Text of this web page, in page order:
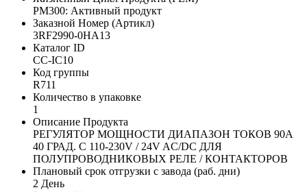
PM300: Активный продукт
Заказной Номер (Артикл)
3RF2990-0HA13
Каталог ID
CC-IC10
Код группы
R711
Количество в упаковке
1
Описание Продукта
РЕГУЛЯТОР МОЩНОСТИ ДИАПАЗОН ТОКОВ 90A
40 ГРАД. C 110-230V / 24V AC/DC ДЛЯ
ПОЛУПРОВОДНИКОВЫХ РЕЛЕ / КОНТАКТОРОВ
Плановый срок отгрузки с завода (раб. дни)
2 День